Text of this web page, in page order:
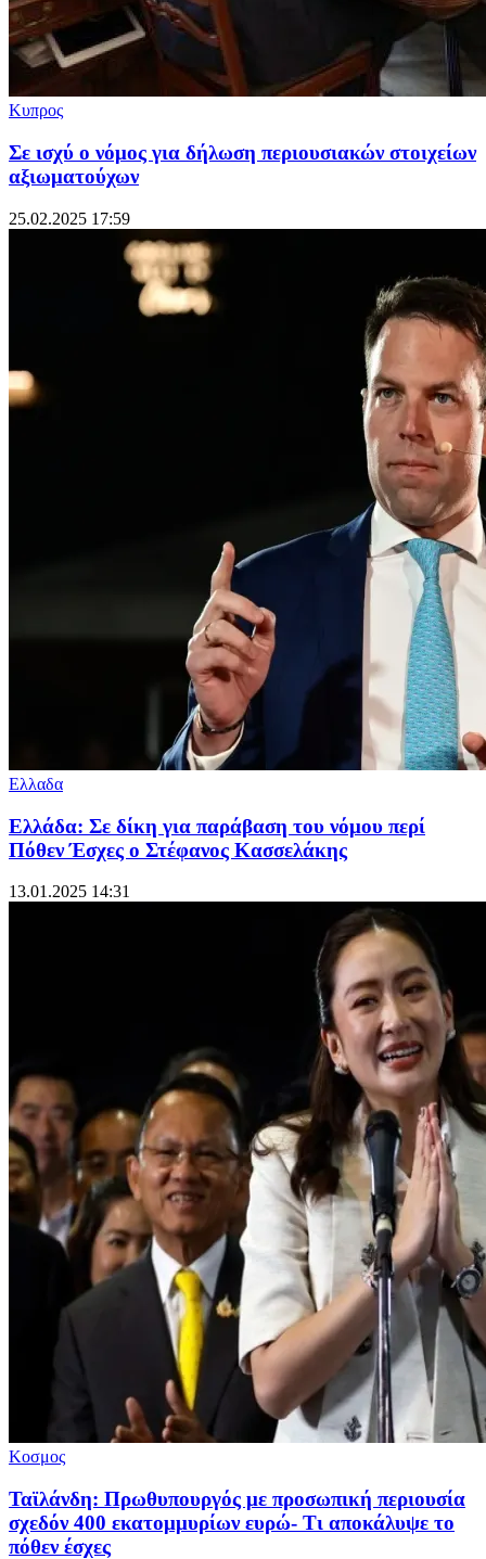
Κυπρος
Σε ισχύ ο νόμος για δήλωση περιουσιακών στοιχείων
αξιωματούχων
25.02.2025 17:59
Ελλαδα
Ελλάδα: Σε δίκη για παράβαση του νόμου περί
Πόθεν Έσχες ο Στέφανος Κασσελάκης
13.01.2025 14:31
Κοσμος
Ταϊλάνδη: Πρωθυπουργός με προσωπική περιουσία
σχεδόν 400 εκατομμυρίων ευρώ- Τι αποκάλυψε το
πόθεν έσχες